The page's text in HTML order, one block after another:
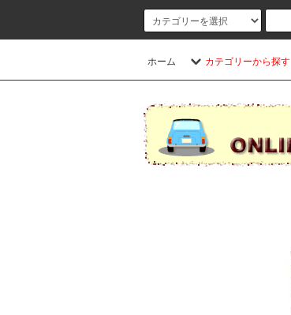
ホーム カテゴリーから探す